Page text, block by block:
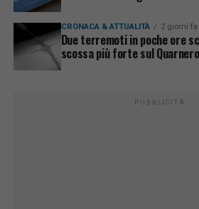
CRONACA & ATTUALITÀ 2 giorni fa
Due terremoti in poche ore
scossa più forte sul Quarnero
PUBBLICITÀ